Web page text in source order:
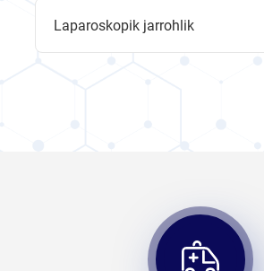
Laparoskopik jarrohlik